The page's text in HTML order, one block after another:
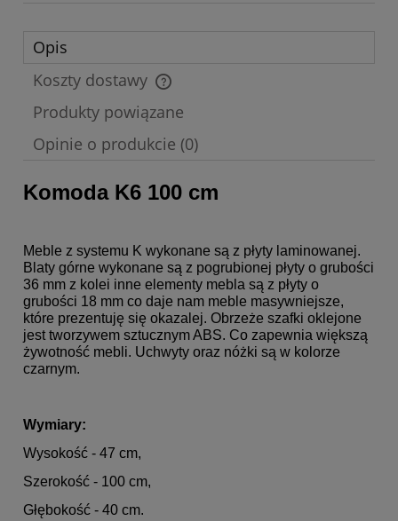
Opis
Koszty dostawy
Cena nie zawiera ewentualnych kosztów płatności
Produkty powiązane
Opinie o produkcie (0)
Komoda K6 100 cm
Meble z systemu K wykonane są z płyty laminowanej.
Blaty górne wykonane są z pogrubionej płyty o grubości
36 mm z kolei inne elementy mebla są z płyty o
grubości 18 mm co daje nam meble masywniejsze,
które prezentuję się okazalej. Obrzeże szafki oklejone
jest tworzywem sztucznym ABS. Co zapewnia większą
żywotność mebli. Uchwyty oraz nóżki są w kolorze
czarnym.
Wymiary:
Wysokość - 47 cm,
Szerokość - 100 cm,
Głębokość - 40 cm.